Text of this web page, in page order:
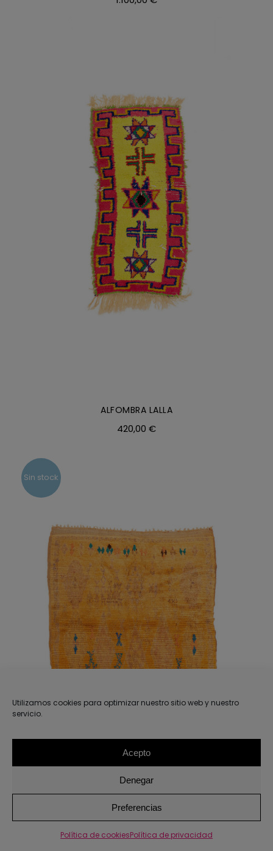
Utilizamos cookies para optimizar nuestro sitio web y nuestro
servicio.
Acepto
Denegar
Preferencias
Política de cookiesPolítica de privacidad
AÑADIR AL CARRITO / DETALLES
ALFOMBRA LALLA
420,00 €
Sin stock
DETALLES
ALFOMBRA MELILA 116X136CM